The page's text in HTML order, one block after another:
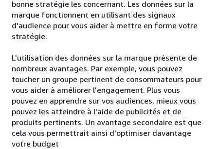
bonne stratégie les concernant. Les données sur la
marque fonctionnent en utilisant des signaux
d'audience pour vous aider à mettre en forme votre
stratégie.
L'utilisation des données sur la marque présente de
nombreux avantages. Par exemple, vous pouvez
toucher un groupe pertinent de consommateurs pour
vous aider à améliorer l'engagement. Plus vous
pouvez en apprendre sur vos audiences, mieux vous
pouvez les atteindre à l'aide de publicités et de
produits pertinents. Un avantage secondaire est que
cela vous permettrait ainsi d'optimiser davantage
votre budget